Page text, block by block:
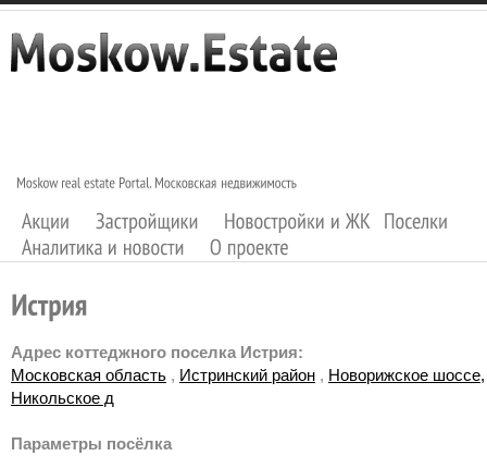
Адрес коттеджного поселка Истрия:
Московская область , Истринский район , Новорижское шоссе,
Никольское д
Параметры посёлка